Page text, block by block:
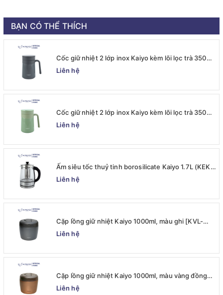
BẠN CÓ THỂ THÍCH
Cốc giữ nhiệt 2 lớp inox Kaiyo kèm lõi lọc trà 350ml,
màu ghi [mã KTM-6667]
Liên hệ
Cốc giữ nhiệt 2 lớp inox Kaiyo kèm lõi lọc trà 350ml,
màu xanh mint [mã KTM-6650]
Liên hệ
Ấm siêu tốc thuỷ tinh borosilicate Kaiyo 1.7L (KEK-
062)
Liên hệ
Cặp lồng giữ nhiệt Kaiyo 1000ml, màu ghi [KVL-
6537]
Liên hệ
Cặp lồng giữ nhiệt Kaiyo 1000ml, màu vàng đồng
[KVL-6520]
Liên hệ